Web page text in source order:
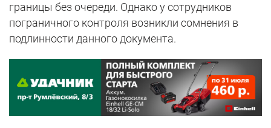
границы без очереди. Однако у сотрудников
пограничного контроля возникли сомнения в
подлинности данного документа.